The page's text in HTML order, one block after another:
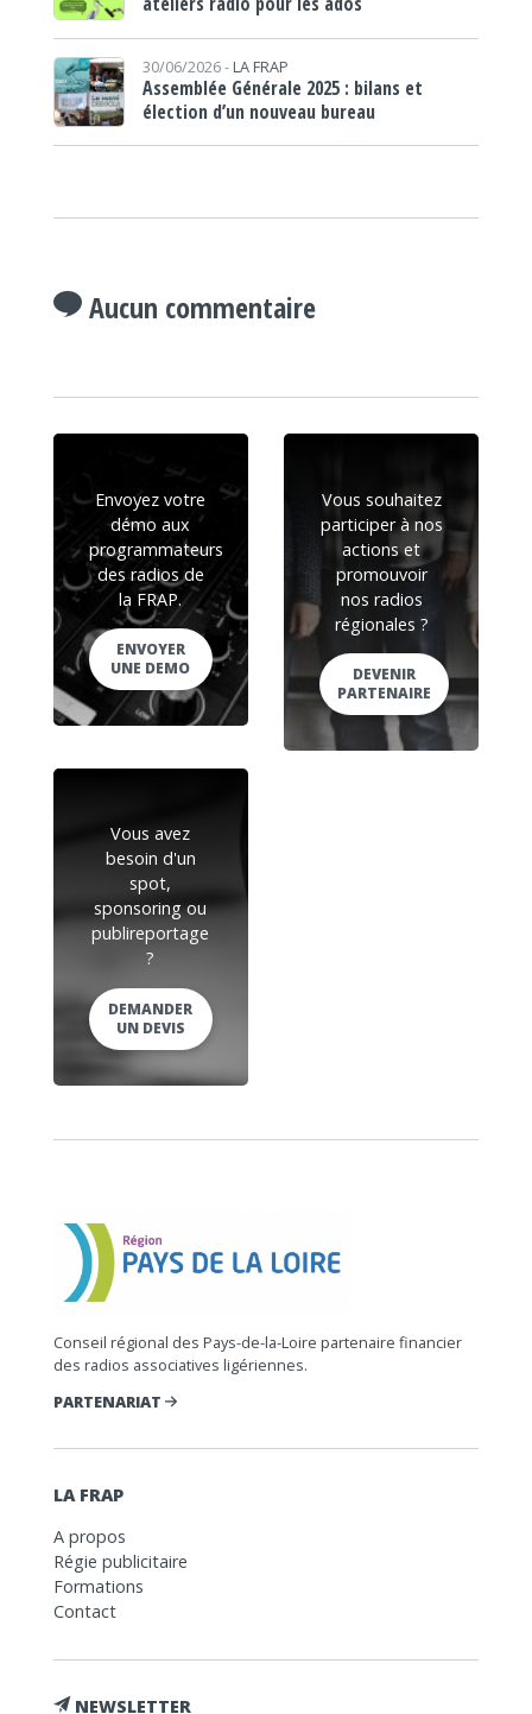
30/06/2026 - LA FRAP
Assemblée Générale 2025 : bilans et
élection d’un nouveau bureau
Aucun commentaire
Envoyez votre
démo aux
programmateurs
des radios de
la FRAP.
ENVOYER
UNE DEMO
Vous souhaitez
participer à nos
actions et
promouvoir
nos radios
régionales ?
DEVENIR
PARTENAIRE
Vous avez
besoin d'un
spot,
sponsoring ou
publireportage
?
DEMANDER
UN DEVIS
Conseil régional des Pays-de-la-Loire partenaire financier
des radios associatives ligériennes.
PARTENARIAT
LA FRAP
A propos
Régie publicitaire
Formations
Contact
NEWSLETTER